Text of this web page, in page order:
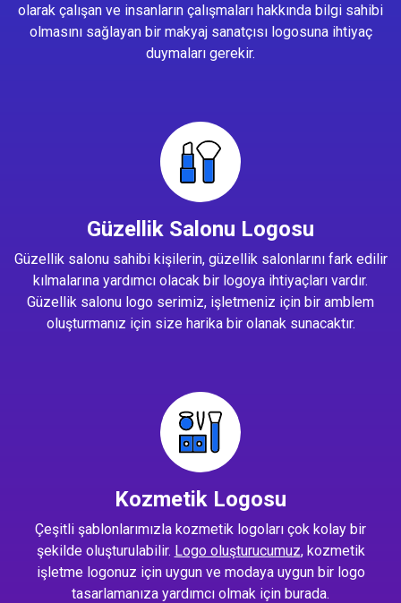
olarak çalışan ve insanların çalışmaları hakkında bilgi sahibi
olmasını sağlayan bir makyaj sanatçısı logosuna ihtiyaç
duymaları gerekir.
Güzellik Salonu Logosu
Güzellik salonu sahibi kişilerin, güzellik salonlarını fark edilir
kılmalarına yardımcı olacak bir logoya ihtiyaçları vardır.
Güzellik salonu logo serimiz, işletmeniz için bir amblem
oluşturmanız için size harika bir olanak sunacaktır.
Kozmetik Logosu
Çeşitli şablonlarımızla kozmetik logoları çok kolay bir
şekilde oluşturulabilir. Logo oluşturucumuz, kozmetik
işletme logonuz için uygun ve modaya uygun bir logo
tasarlamanıza yardımcı olmak için burada.